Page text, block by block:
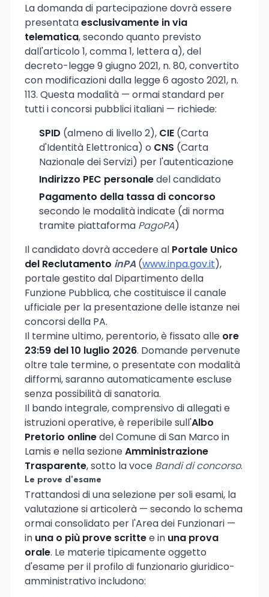
La domanda di partecipazione dovrà essere
presentataesclusivamente in via
telematica, secondo quanto previsto
dall'articolo 1, comma 1, lettera a), del
decreto-legge 9 giugno 2021, n. 80, convertito
con modificazioni dalla legge 6 agosto 2021, n.
113. Questa modalità — ormai standard per
tutti i concorsi pubblici italiani — richiede:
SPID (almeno di livello 2), CIE (Carta
d'Identità Elettronica) o CNS (Carta
Nazionale dei Servizi) per l'autenticazione
Indirizzo PEC personaledel candidato
Pagamento della tassa di concorso
secondo le modalità indicate (di norma
tramite piattaforma PagoPA)
Il candidato dovrà accedere al Portale Unico
del Reclutamento inPA (www.inpa.gov.it),
portale gestito dal Dipartimento della
Funzione Pubblica, che costituisce il canale
ufficiale per la presentazione delle istanze nei
concorsi della PA.
Il termine ultimo, perentorio, è fissato alle ore
23:59 del 10 luglio 2026. Domande pervenute
oltre tale termine, o presentate con modalità
difformi, saranno automaticamente escluse
senza possibilità di sanatoria.
Il bando integrale, comprensivo di allegati e
istruzioni operative, è reperibile sull'Albo
Pretorio onlinedel Comune di San Marco in
Lamis e nella sezioneAmministrazione
Trasparente, sotto la voce Bandi di concorso.
Le prove d'esame
Trattandosi di una selezione per soli esami, la
valutazione si articolerà — secondo lo schema
ormai consolidato per l'Area dei Funzionari —
in una o più prove scrittee in una prova
orale. Le materie tipicamente oggetto
d'esame per il profilo di funzionario giuridico-
amministrativo includono: